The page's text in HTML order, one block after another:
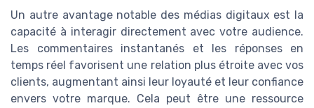
Un autre avantage notable des médias digitaux est la
capacité à interagir directement avec votre audience.
Les commentaires instantanés et les réponses en
temps réel favorisent une relation plus étroite avec vos
clients, augmentant ainsi leur loyauté et leur confiance
envers votre marque. Cela peut être une ressource